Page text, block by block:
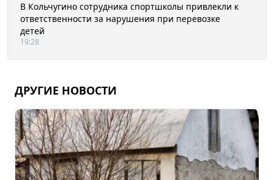
В Кольчугино сотрудника спортшколы привлекли к
ответственности за нарушения при перевозке
детей
19:28
ДРУГИЕ НОВОСТИ